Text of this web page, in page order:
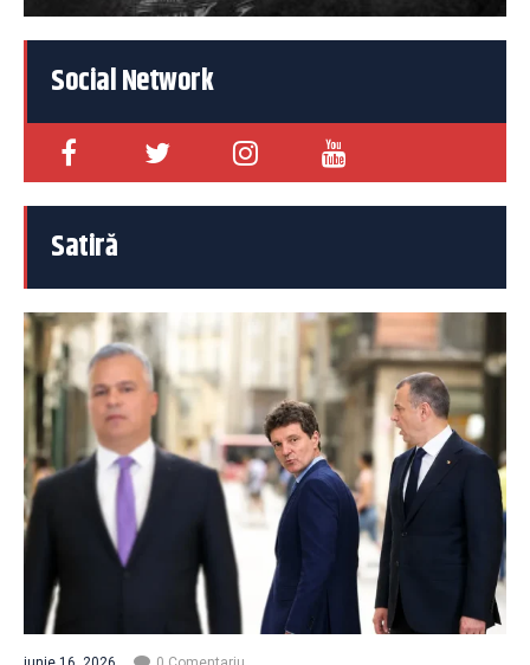
Social Network
Satiră